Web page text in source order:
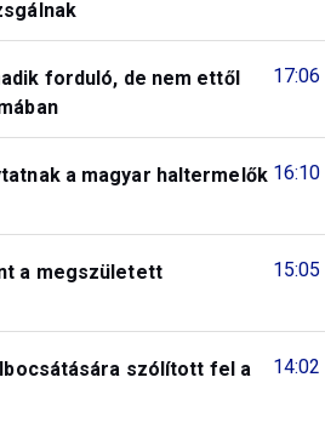
17:06
forduló, de nem ettől
16:10
a magyar haltermelők
15:05
a megszületett
14:02
szólított fel a